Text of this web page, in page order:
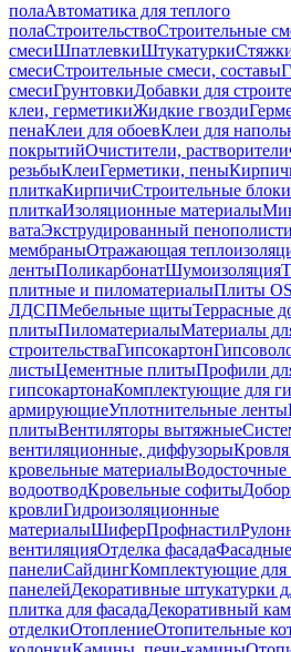
полаАвтоматика для теплого
полаСтроительствоСтроительные
смесиШпатлевкиШтукатурки
смесиСтроительные смеси, составы
смесиГрунтовкиДобавки для
клеи, герметикиЖидкие гвозди
пенаКлеи для обоевКлеи для
покрытийОчистители, растворители
резьбыКлеиГерметики, пены
плиткаКирпичиСтроительные блоки
плиткаИзоляционные материалы
ватаЭкструдированный
мембраныОтражающая
лентыПоликарбонатШумоизоляция
плитные и пиломатериалыПлиты
ЛДСПМебельные щитыТеррасные
плитыПиломатериалыМатериалы
строительстваГипсокартон
листыЦементные плитыПрофили
гипсокартонаКомплектующие для
армирующиеУплотнительные ленты
плитыВентиляторы вытяжные
вентиляционные, диффузорыКровля
кровельные материалыВодосточные
водоотводКровельные софиты
кровлиГидроизоляционные
материалыШиферПрофнастил
вентиляцияОтделка фасадаФасадные
панелиСайдингКомплектующие для
панелейДекоративные штукатурки
плитка для фасадаДекоративный
отделкиОтоплениеОтопительные